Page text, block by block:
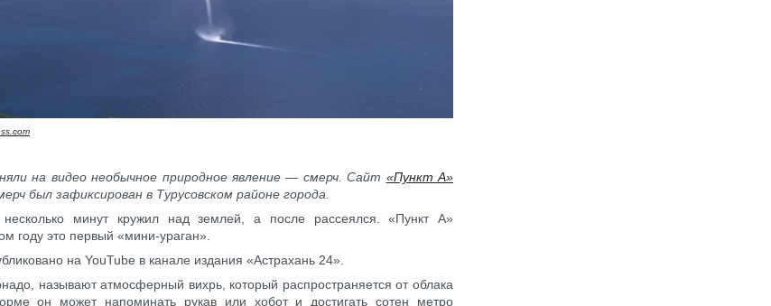
на видео необычное природное явление — смерч. Сайт «Пункт А»
был зафиксирован в Турусовском районе города.
минут кружил над землей, а после рассеялся. «Пункт А»
году это первый «мини-ураган».
на YouTube в канале издания «Астрахань 24».
называют атмосферный вихрь, который распространяется от облака
он может напоминать рукав или хобот и достигать сотен метро